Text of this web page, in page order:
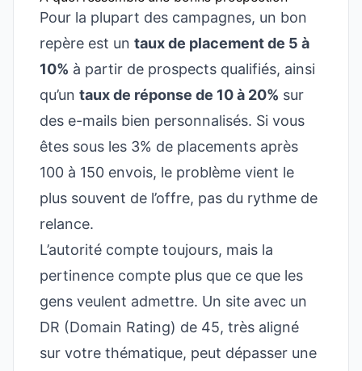
Pour la plupart des campagnes, un bon
repère est un taux de placement de 5 à
10% à partir de prospects qualifiés, ainsi
qu’un taux de réponse de 10 à 20% sur
des e-mails bien personnalisés. Si vous
êtes sous les 3% de placements après
100 à 150 envois, le problème vient le
plus souvent de l’offre, pas du rythme de
relance.
L’autorité compte toujours, mais la
pertinence compte plus que ce que les
gens veulent admettre. Un site avec un
DR (Domain Rating) de 45, très aligné
sur votre thématique, peut dépasser une